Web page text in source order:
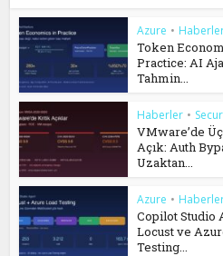
Azure •
Token
Practice: AI
Tahmin...
Haberler •
VMware’de
Açık: Auth
Uzaktan...
Azure •
Copilot Studio
Locust ve
Testing...